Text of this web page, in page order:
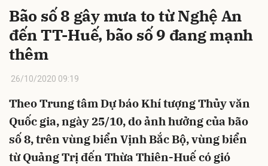
Bão số 8 gây mưa to từ Nghệ An
đến TT-Huế, bão số 9 đang mạnh
thêm
26/10/2020 09:19
Theo Trung tâm Dự báo Khí tượng Thủy văn
Quốc gia, ngày 25/10, do ảnh hưởng của bão
số 8, trên vùng biển Vịnh Bắc Bộ, vùng biển
từ Quảng Trị đến Thừa Thiên-Huế có gió